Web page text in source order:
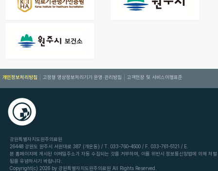
개인정보처리방침 고정형 영상정보처리기기 운영·관리방침 고객헌장 및 서비스이행표준
강원특별자치도원주의료원
26448 강원도 원주시 서원대로 387 (개운동) / T. 033-760-4500 / F. 033-761-5121 / E.
본 홈페이지에 게시된 이메일주소가 자동 수집되는 것을 거부하며, 이를 위반시 정보통신망법에 의해 처벌
됨을 유념하시기 바랍니다.
Copyright(c) 2026 by 강원특별자치도원주의료원 All Rights Reserved.